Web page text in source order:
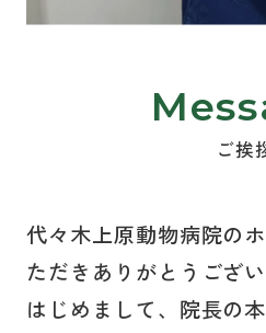
ご挨
代々木上原動物病院の
ただきありがとうござい
はじめまして、院長の本